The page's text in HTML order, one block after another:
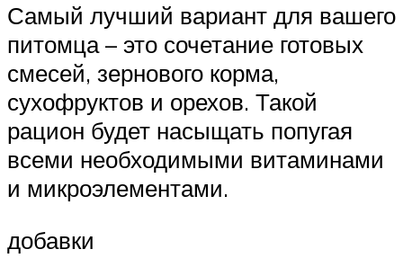
Самый лучший вариант для вашего
питомца – это сочетание готовых
смесей, зернового корма,
сухофруктов и орехов. Такой
рацион будет насыщать попугая
всеми необходимыми витаминами
и микроэлементами.
добавки